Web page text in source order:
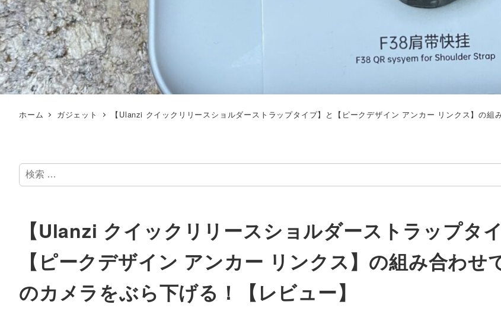
ホーム ガジェット 【Ulanzi クイックリリースショルダーストラップタイプ】と【ピークデザイン アンカー リンクス】の組
検
索
【Ulanzi クイックリリースショルダーストラップタ
【ピークデザイン アンカー リンクス】の組み合わせ
のカメラをぶら下げる！【レビュー】